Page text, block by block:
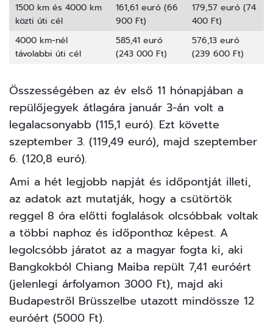
1500 km és 4000 km
közti úti cél
161,61 euró (66
900 Ft)
179,57 euró (74
400 Ft)
4000 km-nél
távolabbi úti cél
585,41 euró
(243 000 Ft)
576,13 euró
(239 600 Ft)
Összességében az év első 11 hónapjában a
repülőjegyek átlagára január 3-án volt a
legalacsonyabb (115,1 euró). Ezt követte
szeptember 3. (119,49 euró), majd szeptember
6. (120,8 euró).
Ami a hét legjobb napját és időpontját illeti,
az adatok azt mutatják, hogy a csütörtök
reggel 8 óra előtti foglalások olcsóbbak voltak
a többi naphoz és időponthoz képest. A
legolcsóbb járatot az a magyar fogta ki, aki
Bangkokból Chiang Maiba repült 7,41 euróért
(jelenlegi árfolyamon 3000 Ft), majd aki
Budapestről Brüsszelbe utazott mindössze 12
euróért (5000 Ft).